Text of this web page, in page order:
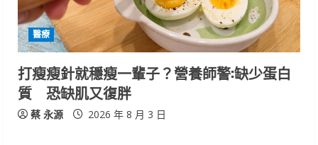
醫療
打瘦瘦針就穩瘦一輩子？營養師警:缺少蛋白
質 恐缺肌又復胖
蔡 永源 2026 年 8 月 3 日